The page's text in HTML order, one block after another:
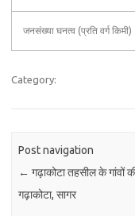
जनसंख्या घनत्व (प्रति वर्ग किमी)
Category:
Post navigation
← गढ़ाकोटा तहसील के गांवों
गढ़ाकोटा, सागर